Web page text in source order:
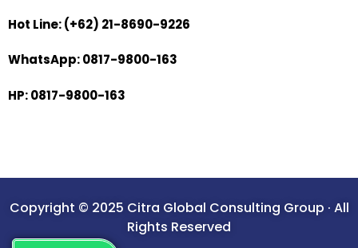
Hot Line: (+62) 21-8690-9226
WhatsApp: 0817-9800-163
HP: 0817-9800-163
Copyright © 2025 Citra Global Consulting Group · All
Rights Reserved